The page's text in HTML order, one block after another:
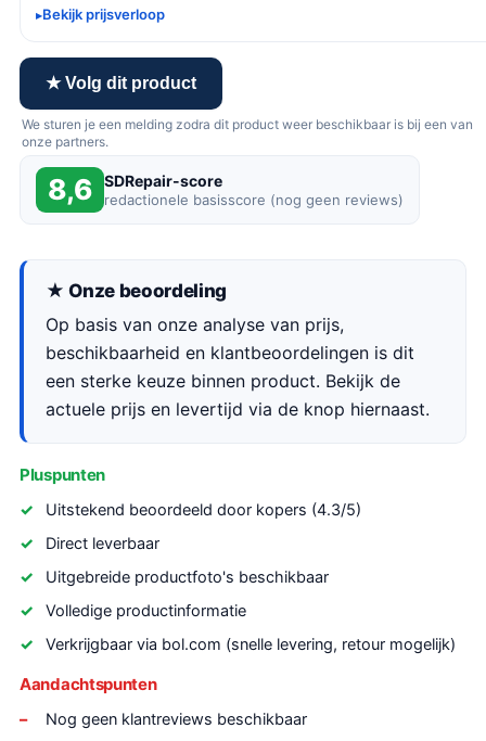
Bekijk prijsverloop
★ Volg dit product
We sturen je een melding zodra dit product weer beschikbaar is bij een van
onze partners.
8,6 SDRepair-score
redactionele basisscore (nog geen reviews)
★ Onze beoordeling
Op basis van onze analyse van prijs,
beschikbaarheid en klantbeoordelingen is dit
een sterke keuze binnen product. Bekijk de
actuele prijs en levertijd via de knop hiernaast.
Pluspunten
Uitstekend beoordeeld door kopers (4.3/5)
Direct leverbaar
Uitgebreide productfoto's beschikbaar
Volledige productinformatie
Verkrijgbaar via bol.com (snelle levering, retour mogelijk)
Aandachtspunten
Nog geen klantreviews beschikbaar